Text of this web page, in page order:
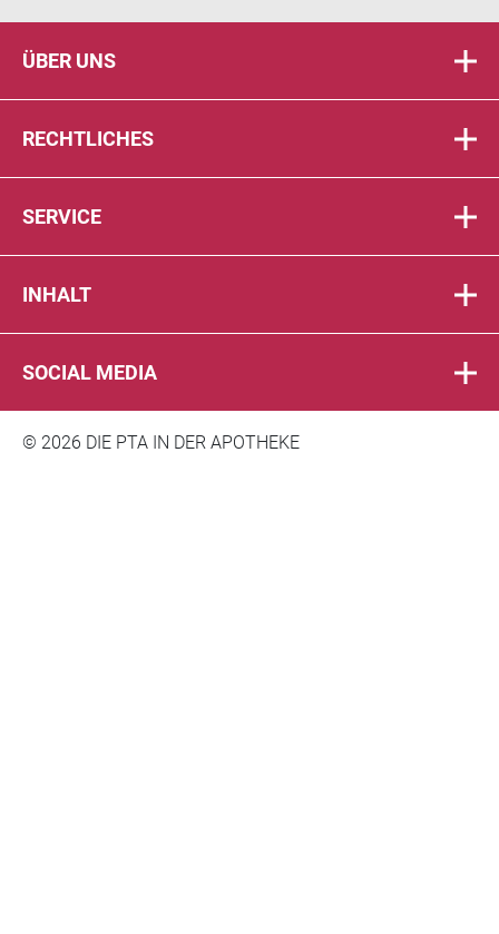
ÜBER UNS
RECHTLICHES
SERVICE
INHALT
SOCIAL MEDIA
© 2026 DIE PTA IN DER APOTHEKE